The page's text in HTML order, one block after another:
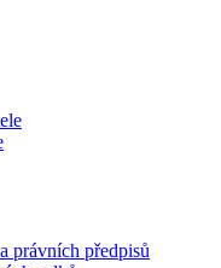
právních předpisů